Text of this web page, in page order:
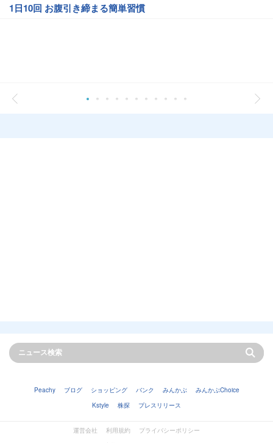
1日10回 お腹引き締まる簡単習慣
Peachy ブログ ショッピング バンク みんかぶ
みんかぶChoice
Kstyle
株探 プレスリリース
運営会社 利用規約
プライバシーポリシー